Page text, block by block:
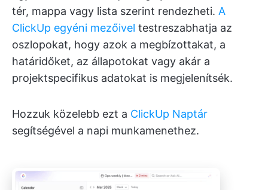
tér, mappa vagy lista szerint rendezheti. A
ClickUp egyéni mezőivel testreszabhatja az
oszlopokat, hogy azok a megbízottakat, a
határidőket, az állapotokat vagy akár a
projektspecifikus adatokat is megjelenítsék.
Hozzuk közelebb ezt a ClickUp Naptár
segítségével a napi munkamenethez.